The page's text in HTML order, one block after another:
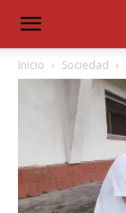
Inicio Sociedad